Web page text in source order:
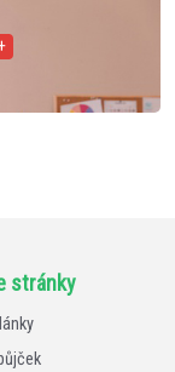
stránky